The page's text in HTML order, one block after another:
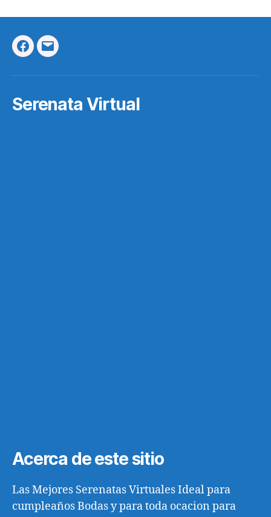
Facebook
Correo
Serenata Virtual
Acerca de este sitio
Las Mejores Serenatas Virtuales Ideal para
cumpleaños Bodas y para toda ocacion para